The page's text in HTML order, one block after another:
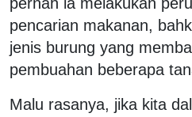
pencarian makanan,
jenis burung yang
pembuahan beberapa
Malu rasanya, jika kita